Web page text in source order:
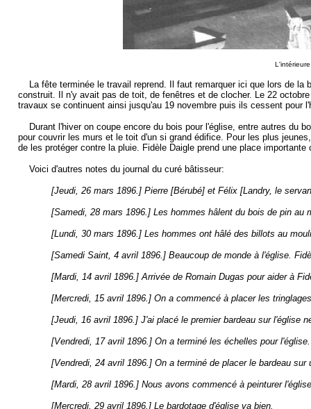
La fête terminée le travail reprend. Il faut remarquer ici que lors de la
construit. Il n'y avait pas de toit, de fenêtres et de clocher. Le 22
travaux se continuent ainsi jusqu'au 19 novembre puis ils cessent pour
Durant l'hiver on coupe encore du bois pour l'église, entre autres du
pour couvrir les murs et le toit d'un si grand édifice. Pour les plus
de les protéger contre la pluie. Fidèle Daigle prend une place
Voici d'autres notes du journal du curé bâtisseur:
[Jeudi, 26 mars 1896.] Pierre [Bérubé] et Félix [Landry, le
[Samedi, 28 mars 1896.] Les hommes hâlent du bois de pin au
[Lundi, 30 mars 1896.] Les hommes ont hâlé des billots au
[Samedi Saint, 4 avril 1896.] Beaucoup de monde à l'église.
[Mardi, 14 avril 1896.] Arrivée de Romain Dugas pour aider à
[Mercredi, 15 avril 1896.] On a commencé à placer les
[Jeudi, 16 avril 1896.] J'ai placé le premier bardeau sur l'église
[Vendredi, 17 avril 1896.] On a terminé les échelles pour l'église.
[Vendredi, 24 avril 1896.] On a terminé de placer le bardeau
[Mardi, 28 avril 1896.] Nous avons commencé à peinturer
[Mercredi, 29 avril 1896.] Le bardotage d'église va bien.